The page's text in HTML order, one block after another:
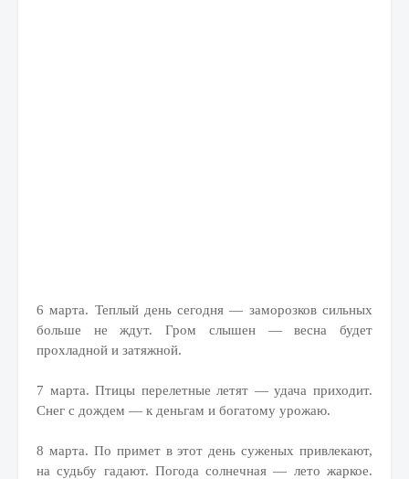
6 марта. Теплый день сегодня — заморозков сильных
больше не ждут. Гром слышен — весна будет
прохладной и затяжной.
7 марта. Птицы перелетные летят — удача приходит.
Снег с дождем — к деньгам и богатому урожаю.
8 марта. По примет в этот день суженых привлекают,
на судьбу гадают. Погода солнечная — лето жаркое.